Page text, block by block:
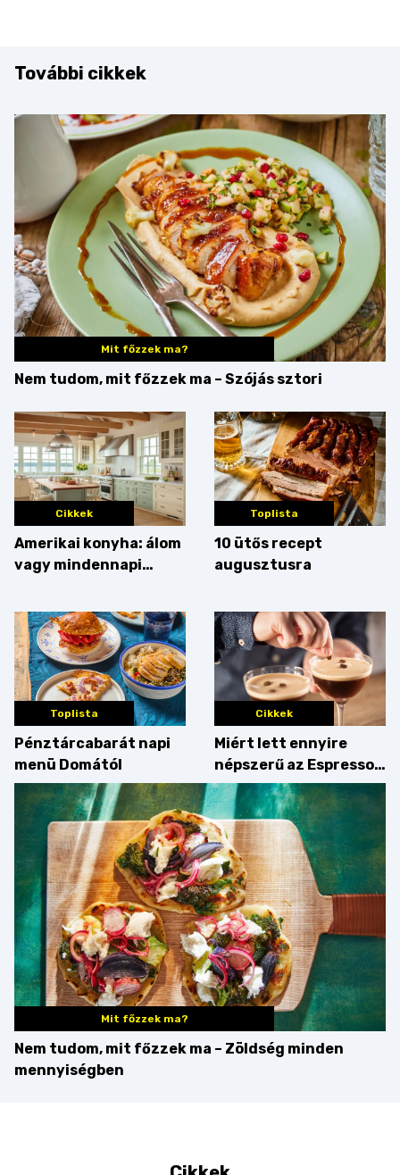
További cikkek
Mit főzzek ma?
Nem tudom, mit főzzek ma – Szójás sztori
Cikkek
Amerikai konyha: álom
vagy mindennapi
az érveket
Toplista
10 ütős recept
augusztusra
Toplista
Pénztárcabarát napi
menü Domától
Cikkek
Miért lett ennyire
népszerű az Espresso
Martini – és mit
érdemes enni mellé?
Mit főzzek ma?
Nem tudom, mit főzzek ma – Zöldség minden
mennyiségben